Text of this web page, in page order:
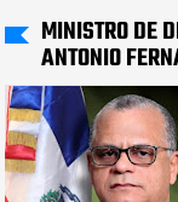
MINISTRO DE
ANTONIO